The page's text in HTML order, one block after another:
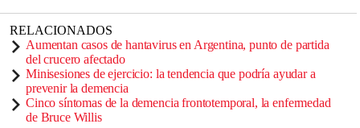
RELACIONADOS
Aumentan casos de hantavirus en Argentina, punto de partida
del crucero afectado
Minisesiones de ejercicio: la tendencia que podría ayudar a
prevenir la demencia
Cinco síntomas de la demencia frontotemporal, la enfermedad
de Bruce Willis